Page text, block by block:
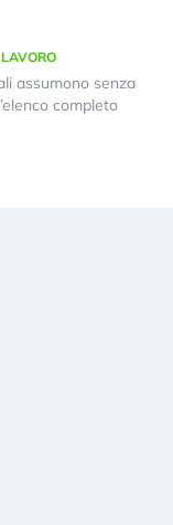
assumono senza
completo